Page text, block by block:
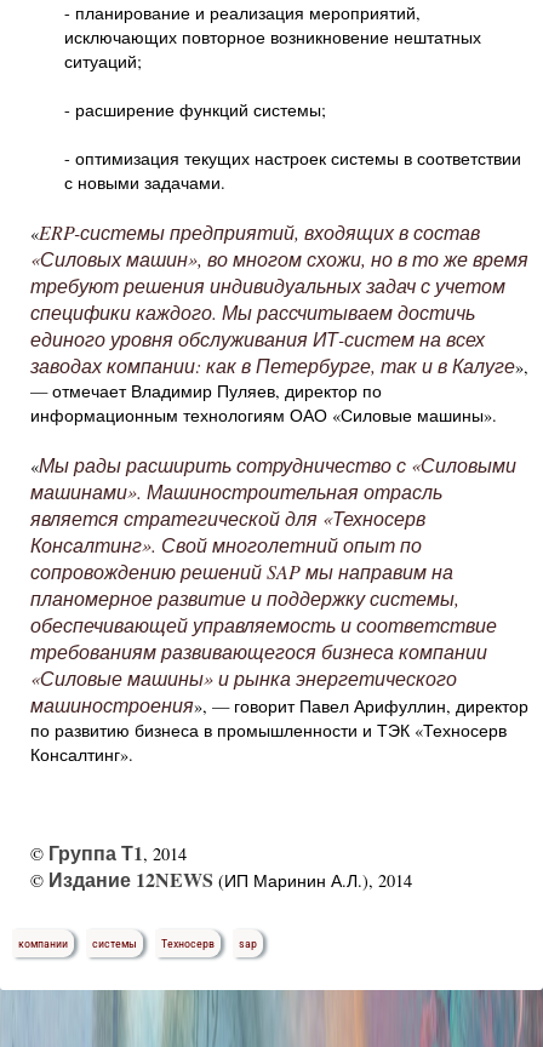
- планирование и реализация мероприятий,
исключающих повторное возникновение нештатных
ситуаций;
- расширение функций системы;
- оптимизация текущих настроек системы в соответствии
с новыми задачами.
«ERP-системы предприятий, входящих в состав
«Силовых машин», во многом схожи, но в то же время
требуют решения индивидуальных задач с учетом
специфики каждого. Мы рассчитываем достичь
единого уровня обслуживания ИТ-систем на всех
заводах компании: как в Петербурге, так и в Калуге»,
— отмечает Владимир Пуляев, директор по
информационным технологиям ОАО «Силовые машины».
«Мы рады расширить сотрудничество с «Силовыми
машинами». Машиностроительная отрасль
является стратегической для «Техносерв
Консалтинг». Свой многолетний опыт по
сопровождению решений SAP мы направим на
планомерное развитие и поддержку системы,
обеспечивающей управляемость и соответствие
требованиям развивающегося бизнеса компании
«Силовые машины» и рынка энергетического
машиностроения», — говорит Павел Арифуллин, директор
по развитию бизнеса в промышленности и ТЭК «Техносерв
Консалтинг».
© Группа Т1, 2014
© Издание 12NEWS (ИП Маринин А.Л.), 2014
компании системы Техносерв sap